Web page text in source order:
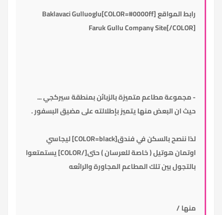
رابط المواقع
[COLOR=#0000ff]Baklavaci Gulluoglu
Faruk Gullu Company Site[/COLOR]
- مجموعة مطاعم متميزة بالزبائن بمنطقة سيركجي ...
حيث ان البعض منها يتميز بإطلالته على مضيق البسفور .
لذا ننصح بالسكن في فندق[COLOR=black] ليجاسي
اوتمان هوتيل ( خاصة للعرسان ) حتى[/COLOR]
يستمتعوا
بالتجول بين تلك المطاعم المجاورة والرائعه
منها /